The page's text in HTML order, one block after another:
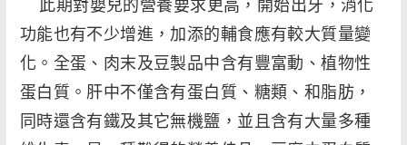
功能也有不少增進，加添的輔食應有較大質量變
化。全蛋、肉末及豆製品中含有豐富動、植物性
蛋白質。肝中不僅含有蛋白質、糖類、和脂肪，
同時還含有鐵及其它無機鹽，並且含有大量多種